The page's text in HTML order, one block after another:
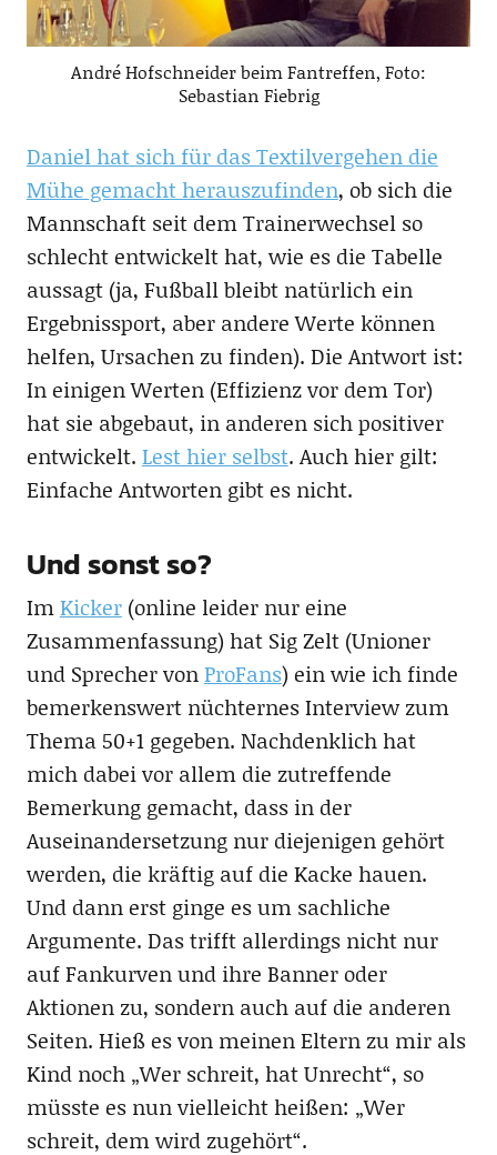
André Hofschneider beim Fantreffen, Foto:
Sebastian Fiebrig
Daniel hat sich für das Textilvergehen die
Mühe gemacht herauszufinden, ob sich die
Mannschaft seit dem Trainerwechsel so
schlecht entwickelt hat, wie es die Tabelle
aussagt (ja, Fußball bleibt natürlich ein
Ergebnissport, aber andere Werte können
helfen, Ursachen zu finden). Die Antwort ist:
In einigen Werten (Effizienz vor dem Tor)
hat sie abgebaut, in anderen sich positiver
entwickelt. Lest hier selbst. Auch hier gilt:
Einfache Antworten gibt es nicht.
Und sonst so?
ImKicker(online leider nur eine
Zusammenfassung) hat Sig Zelt (Unioner
und Sprecher vonProFans) ein wie ich finde
bemerkenswert nüchternes Interview zum
Thema 50+1 gegeben. Nachdenklich hat
mich dabei vor allem die zutreffende
Bemerkung gemacht, dass in der
Auseinandersetzung nur diejenigen gehört
werden, die kräftig auf die Kacke hauen.
Und dann erst ginge es um sachliche
Argumente. Das trifft allerdings nicht nur
auf Fankurven und ihre Banner oder
Aktionen zu, sondern auch auf die anderen
Seiten. Hieß es von meinen Eltern zu mir als
Kind noch „Wer schreit, hat Unrecht“, so
müsste es nun vielleicht heißen: „Wer
schreit, dem wird zugehört“.